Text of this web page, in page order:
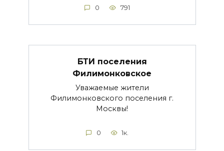
0 791
БТИ поселения
Филимонковское
Уважаемые жители
Филимонковского поселения г.
Москвы!
0 1к.